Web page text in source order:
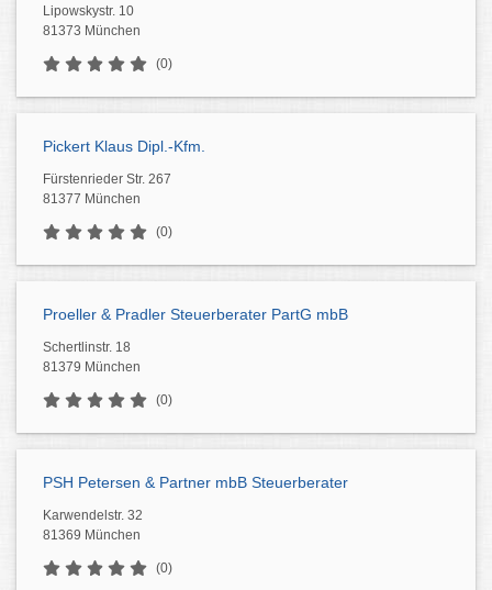
Lipowskystr. 10
81373 München
(0)
Pickert Klaus Dipl.-Kfm.
Fürstenrieder Str. 267
81377 München
(0)
Proeller & Pradler Steuerberater PartG mbB
Schertlinstr. 18
81379 München
(0)
PSH Petersen & Partner mbB Steuerberater
Karwendelstr. 32
81369 München
(0)